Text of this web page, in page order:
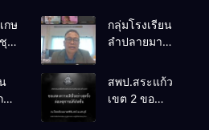
กษ
ม
ม
กลุ่มโรงเรียน
ลำปลายมาศ
เคลื่อน RT,
NT, O-NET
ร
สพป.สระแก้ว
เขต 2 ขอ